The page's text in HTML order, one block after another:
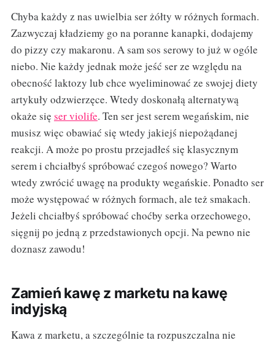
Chyba każdy z nas uwielbia ser żółty w różnych formach.
Zazwyczaj kładziemy go na poranne kanapki, dodajemy
do pizzy czy makaronu. A sam sos serowy to już w ogóle
niebo. Nie każdy jednak może jeść ser ze względu na
obecność laktozy lub chce wyeliminować ze swojej diety
artykuły odzwierzęce. Wtedy doskonałą alternatywą
okaże się ser violife. Ten ser jest serem wegańskim, nie
musisz więc obawiać się wtedy jakiejś niepożądanej
reakcji. A może po prostu przejadłeś się klasycznym
serem i chciałbyś spróbować czegoś nowego? Warto
wtedy zwrócić uwagę na produkty wegańskie. Ponadto ser
może występować w różnych formach, ale też smakach.
Jeżeli chciałbyś spróbować choćby serka orzechowego,
sięgnij po jedną z przedstawionych opcji. Na pewno nie
doznasz zawodu!
Zamień kawę z marketu na kawę
indyjską
Kawa z marketu, a szczególnie ta rozpuszczalna nie